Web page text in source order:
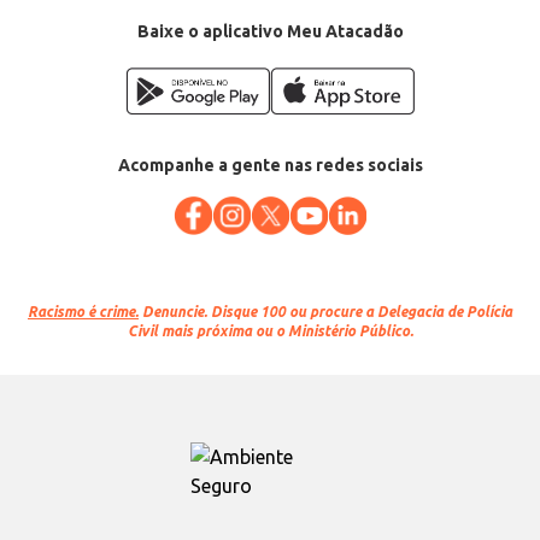
Baixe o aplicativo Meu Atacadão
Acompanhe a gente nas redes sociais
Racismo é crime. Denuncie. Disque 100 ou procure a Delegacia de Polícia
Civil mais próxima ou o Ministério Público.